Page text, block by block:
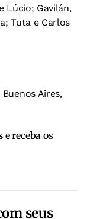
Lúcio; Gavilán,
Tuta e Carlos
Aires,
e receba os
seus